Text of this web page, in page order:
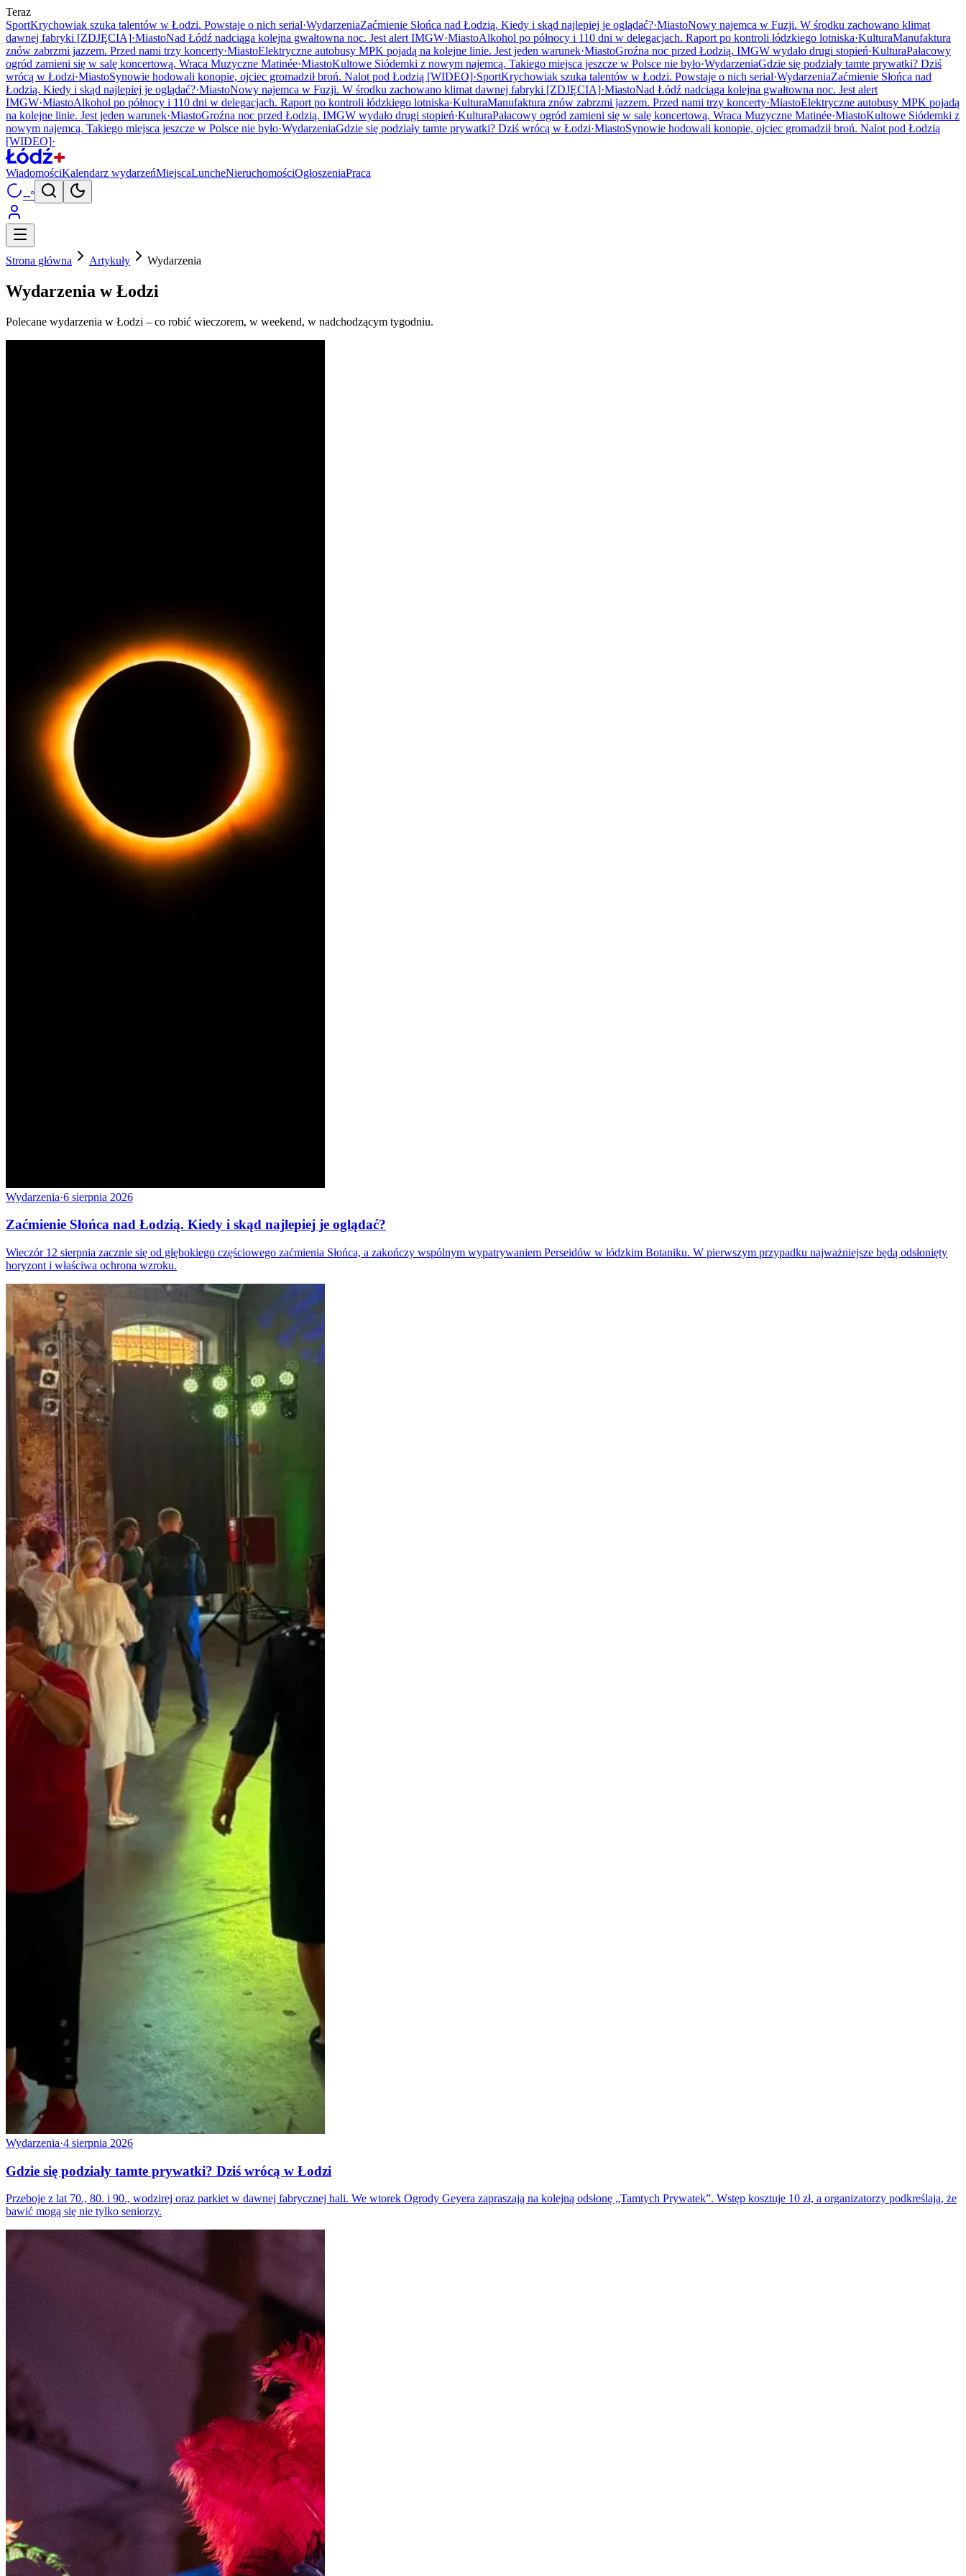
Teraz
SportKrychowiak szuka talentów w Łodzi. Powstaje o nich serial·WydarzeniaZaćmienie Słońca nad Łodzią. Kiedy i skąd najlepiej je oglądać?·MiastoNowy najemca w Fuzji. W środku zachowano klimat
dawnej fabryki [ZDJĘCIA]·MiastoNad Łódź nadciąga kolejna gwałtowna noc. Jest alert IMGW·MiastoAlkohol po północy i 110 dni w delegacjach. Raport po kontroli łódzkiego lotniska·KulturaManufaktura
znów zabrzmi jazzem. Przed nami trzy koncerty·MiastoElektryczne autobusy MPK pojadą na kolejne linie. Jest jeden warunek·MiastoGroźna noc przed Łodzią. IMGW wydało drugi stopień·KulturaPałacowy
ogród zamieni się w salę koncertową. Wraca Muzyczne Matinée·MiastoKultowe Siódemki z nowym najemcą. Takiego miejsca jeszcze w Polsce nie było·WydarzeniaGdzie się podziały tamte prywatki? Dziś
wrócą w Łodzi·MiastoSynowie hodowali konopie, ojciec gromadził broń. Nalot pod Łodzią [WIDEO]·SportKrychowiak szuka talentów w Łodzi. Powstaje o nich serial·WydarzeniaZaćmienie Słońca nad
Łodzią. Kiedy i skąd najlepiej je oglądać?·MiastoNowy najemca w Fuzji. W środku zachowano klimat dawnej fabryki [ZDJĘCIA]·MiastoNad Łódź nadciąga kolejna gwałtowna noc. Jest alert
IMGW·MiastoAlkohol po północy i 110 dni w delegacjach. Raport po kontroli łódzkiego lotniska·KulturaManufaktura znów zabrzmi jazzem. Przed nami trzy koncerty·MiastoElektryczne autobusy MPK pojadą
na kolejne linie. Jest jeden warunek·MiastoGroźna noc przed Łodzią. IMGW wydało drugi stopień·KulturaPałacowy ogród zamieni się w salę koncertową. Wraca Muzyczne Matinée·MiastoKultowe Siódemki z
nowym najemcą. Takiego miejsca jeszcze w Polsce nie było·WydarzeniaGdzie się podziały tamte prywatki? Dziś wrócą w Łodzi·MiastoSynowie hodowali konopie, ojciec gromadził broń. Nalot pod Łodzią
[WIDEO]·
WiadomościKalendarz wydarzeńMiejscaLuncheNieruchomościOgłoszeniaPraca
--°
Strona główna Artykuły Wydarzenia
Wydarzenia w Łodzi
Polecane wydarzenia w Łodzi – co robić wieczorem, w weekend, w nadchodzącym tygodniu.
Wydarzenia·6 sierpnia 2026
Zaćmienie Słońca nad Łodzią. Kiedy i skąd najlepiej je oglądać?
Wieczór 12 sierpnia zacznie się od głębokiego częściowego zaćmienia Słońca, a zakończy wspólnym wypatrywaniem Perseidów w łódzkim Botaniku. W pierwszym przypadku najważniejsze będą odsłonięty
horyzont i właściwa ochrona wzroku.
Wydarzenia·4 sierpnia 2026
Gdzie się podziały tamte prywatki? Dziś wrócą w Łodzi
Przeboje z lat 70., 80. i 90., wodzirej oraz parkiet w dawnej fabrycznej hali. We wtorek Ogrody Geyera zapraszają na kolejną odsłonę „Tamtych Prywatek”. Wstęp kosztuje 10 zł, a organizatorzy podkreślają, że
bawić mogą się nie tylko seniorzy.